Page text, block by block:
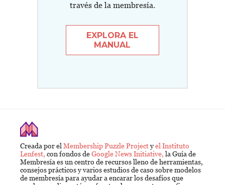
través de la membresía.
EXPLORA EL
MANUAL
Creada por el Membership Puzzle Projectyel Instituto
Lenfest, con fondos deGoogle News Initiative, la Guía de
Membresía es un centro de recursos lleno de herramientas,
consejos prácticos y varios estudios de caso sobre modelos
de membresía para ayudar a encarar los desafíos que